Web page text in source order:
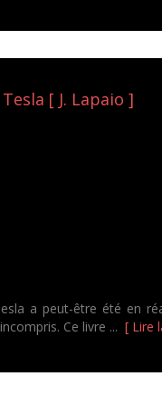
[ J. Lapaio ]
a peut-être été en
Ce livre ... [ Lire